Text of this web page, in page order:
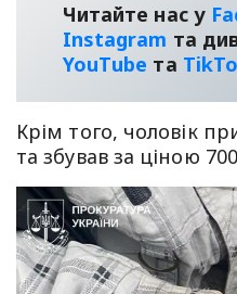
Читайте нас у
Instagram та
YouТube та
Крім того, чоловік
та збував за ціною